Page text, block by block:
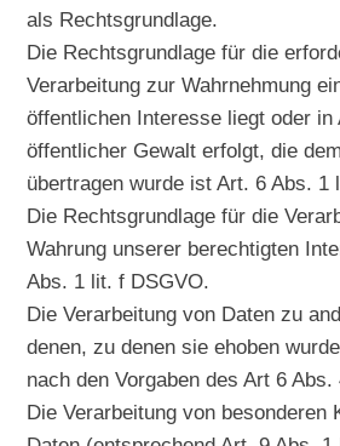
als Rechtsgrundlage.
Die Rechtsgrundlage für die
Verarbeitung zur Wahrnehmung
öffentlichen Interesse liegt oder in
öffentlicher Gewalt erfolgt, die
übertragen wurde ist Art. 6 Abs. 1
Die Rechtsgrundlage für die
Wahrung unserer berechtigten
Abs. 1 lit. f DSGVO.
Die Verarbeitung von Daten zu
denen, zu denen sie ehoben
nach den Vorgaben des Art 6 Abs.
Die Verarbeitung von besonderen